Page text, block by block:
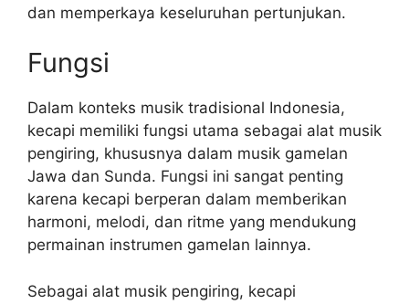
dan memperkaya keseluruhan pertunjukan.
Fungsi
Dalam konteks musik tradisional Indonesia,
kecapi memiliki fungsi utama sebagai alat musik
pengiring, khususnya dalam musik gamelan
Jawa dan Sunda. Fungsi ini sangat penting
karena kecapi berperan dalam memberikan
harmoni, melodi, dan ritme yang mendukung
permainan instrumen gamelan lainnya.
Sebagai alat musik pengiring, kecapi